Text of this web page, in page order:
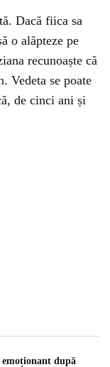
Dacă fiica sa
o alăpteze pe
recunoaște că
Vedeta se poate
de cinci ani și
emoționant după